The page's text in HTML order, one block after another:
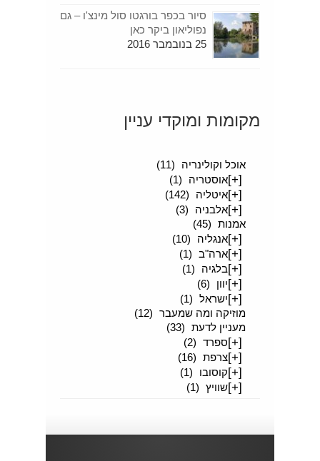
סיור בכפר בורגטו סול מינצ'ו – גם
נפוליאון ביקר כאן
25 בנובמבר 2016
מקומות ומוקדי עניין
אוכל וקולינריה
(11)
[+]אוסטריה (1)
[+]איטליה (142)
[+]אלבניה
(3)
אמנות (45)
[+]אנגליה (10)
[+]ארה"ב (1)
[+]בלגיה (1)
[+]יוון (6)
[+]ישראל (1)
מוזיקה ומה שמעבר (12)
מעניין לדעת (33)
[+]ספרד (2)
[+]צרפת (16)
[+]קוסובו (1)
[+]שוויץ (1)